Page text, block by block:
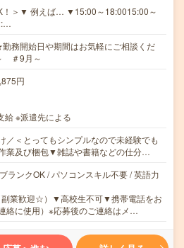
！＞▼ 例えば… ▼15:00～18:0015:00～
務開始日や期間はお気軽にご相談くだ
＃9月～
円
給 ※派遣先による
／＜とってもシンプルなので未経験でも
業及び梱包▼雑誌や書籍などの仕分…
ランクOK / パソコンスキル不要 / 英語力
業歓迎☆）▼高校生不可▼携帯電話をお
絡に使用）※応募後のご連絡はメ…